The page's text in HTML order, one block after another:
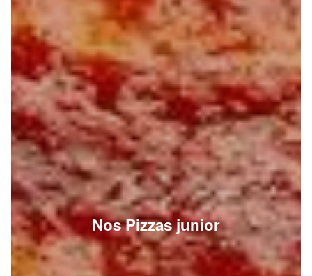
Nos Pizzas junior